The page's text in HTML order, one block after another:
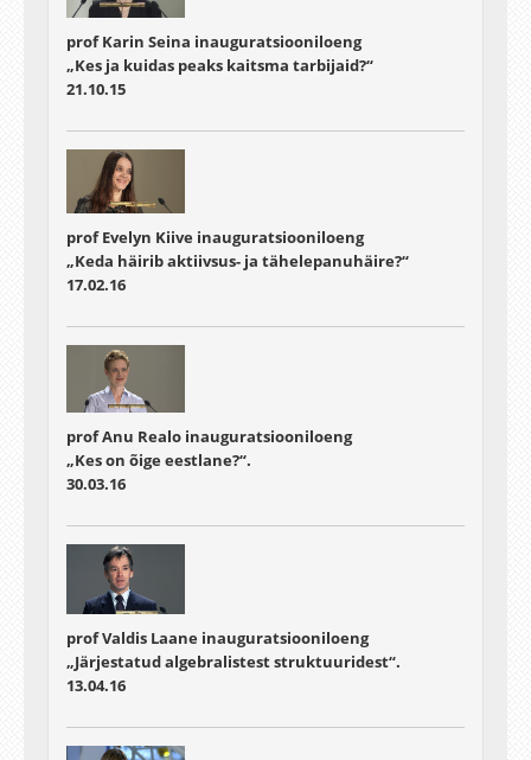
prof Karin Seina inauguratsiooniloeng
„Kes ja kuidas peaks kaitsma tarbijaid?“
21.10.15
prof Evelyn Kiive inauguratsiooniloeng
„Keda häirib aktiivsus- ja tähelepanuhäire?“
17.02.16
prof Anu Realo inauguratsiooniloeng
„Kes on õige eestlane?“.
30.03.16
prof Valdis Laane inauguratsiooniloeng
„Järjestatud algebralistest struktuuridest“.
13.04.16